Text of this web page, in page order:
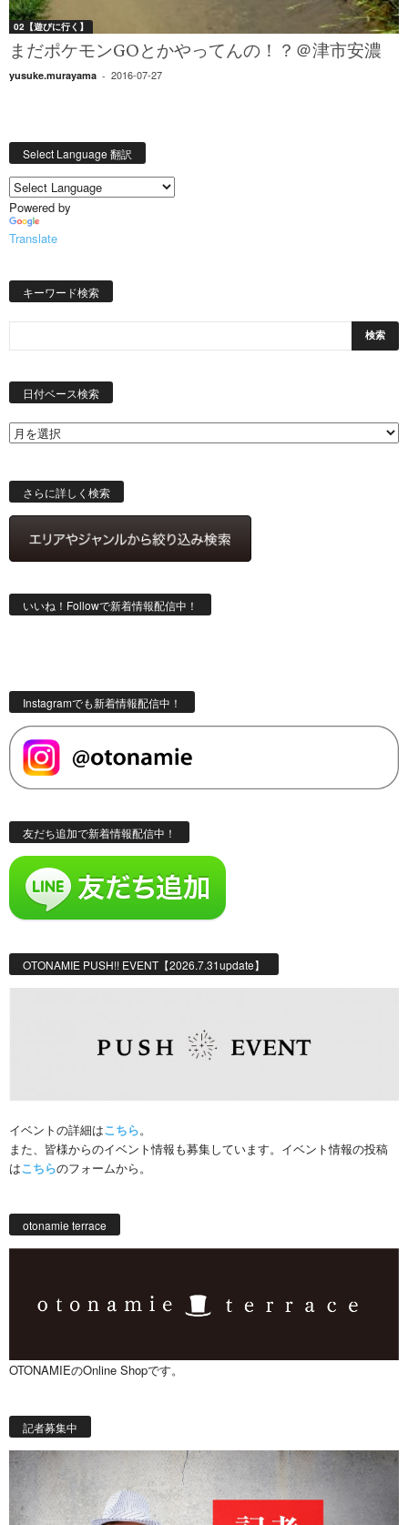
02【遊びに行く】
まだポケモンGOとかやってんの！？＠津市安濃
yusuke.murayama - 2016-07-27
Select Language 翻訳
Powered by
Translate
キーワード検索
日付ベース検索
索
さらに詳しく検索
いいね！Followで新着情報配信中！
Instagramでも新着情報配信中！
友だち追加で新着情報配信中！
OTONAMIE PUSH!! EVENT【2026.7.31update】
イベントの詳細はこちら。
また、皆様からのイベント情報も募集しています。イベント情報の投稿
はこちらのフォームから。
otonamie terrace
OTONAMIEのOnline Shopです。
記者募集中